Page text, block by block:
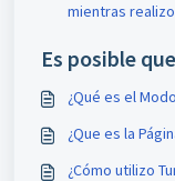
mientras
Es posible
¿Qué es el
¿Que es la
¿Cómo utilizo